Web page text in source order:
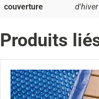
couverture
Produits